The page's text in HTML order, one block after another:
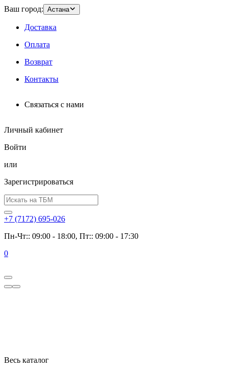
Ваш город: Астана
Доставка
Оплата
Возврат
Контакты
Связаться с нами
Личный кабинет
Войти
или
Зарегистрироваться
+7 (7172) 695-026
Пн-Чт:: 09:00 - 18:00, Пт:: 09:00 - 17:30
0
Весь каталог